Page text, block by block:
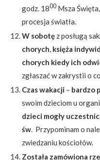
godz. 1800 Msza
procesja światła.
W sobotę z posługą
chorych, księża
chorych kiedy ich
zgłaszać w zakrystii o
Czas wakacji – bardzo
swoim dzieciom u
dzieci mogły
św. Przypominam o
zwiedzaniu kościołów.
Została zamówiona